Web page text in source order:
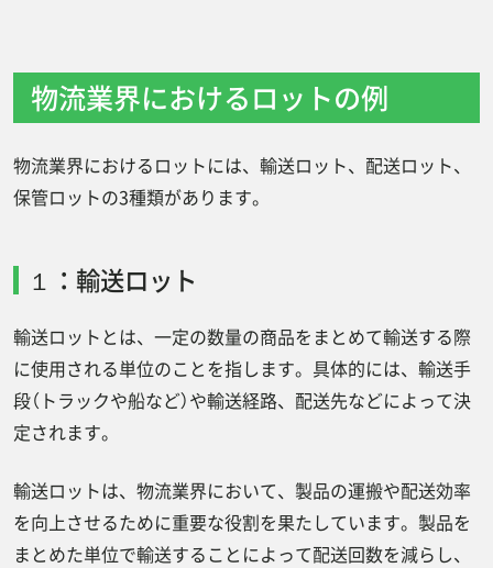
工場・製造業のお仕事なら”ジョブ派遣”
体制！
まとめ
物流業界におけるロットの例
物流業界におけるロットには、輸送ロット、配送ロット、
保管ロットの3種類があります。
１：輸送ロット
輸送ロットとは、一定の数量の商品をまとめて輸送する際
に使用される単位のことを指します。具体的には、輸送手
段（トラックや船など）や輸送経路、配送先などによって決
定されます。
輸送ロットは、物流業界において、製品の運搬や配送効率
を向上させるために重要な役割を果たしています。製品を
まとめた単位で輸送することによって配送回数を減らし、